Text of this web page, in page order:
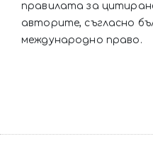
правилата за
авторите, съгласно
международно право.